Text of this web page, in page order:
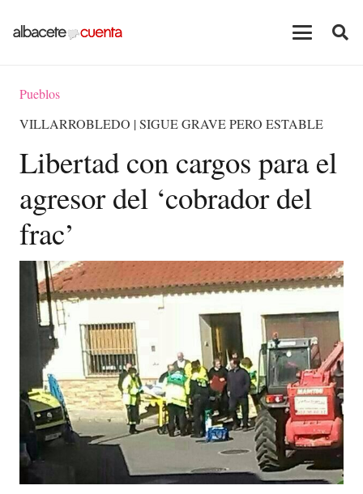
Pueblos
VILLARROBLEDO | SIGUE GRAVE PERO ESTABLE
Libertad con cargos para el
agresor del ‘cobrador del
frac’